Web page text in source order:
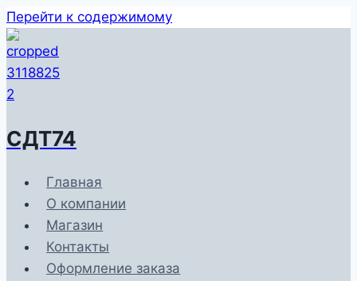
Перейти к содержимому
СДТ74
Главная
О компании
Магазин
Контакты
Оформление заказа